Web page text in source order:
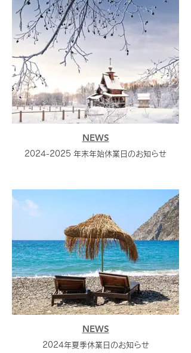
NEWS
2024-2025 年末年始休業日のお知らせ
NEWS
2024年夏季休業日のお知らせ